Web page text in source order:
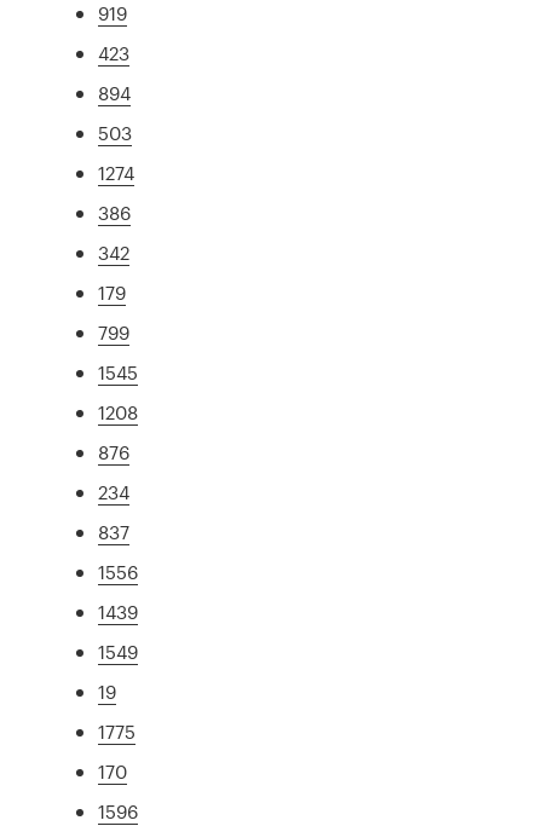
919
423
894
503
1274
386
342
179
799
1545
1208
876
234
837
1556
1439
1549
19
1775
170
1596